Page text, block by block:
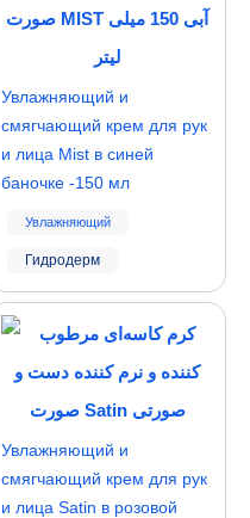
Гидродерм
Увлажняющий и
смягчающий крем для рук
и лица Mist в синей
баночке -150 мл
Увлажняющий
Увлажняющий и
смягчающий крем для рук
и лица Satin в розовой